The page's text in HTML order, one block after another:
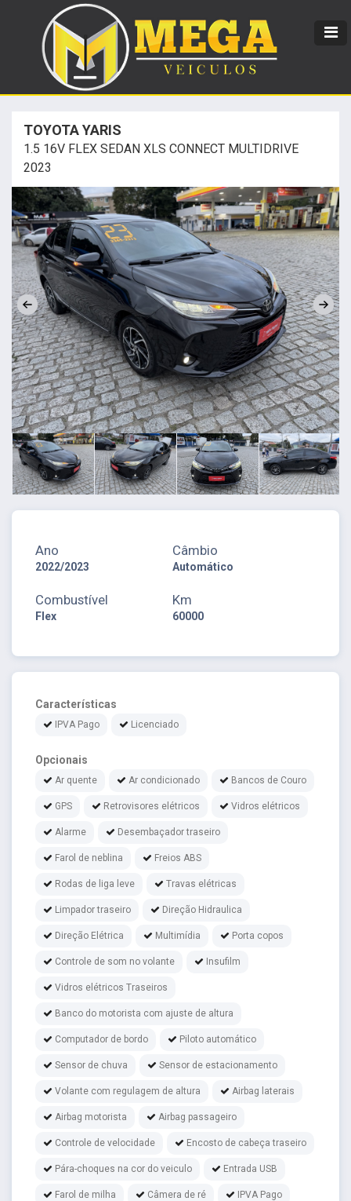
TOYOTA YARIS
1.5 16V FLEX SEDAN XLS CONNECT MULTIDRIVE
2023
Ano
2022/2023
Câmbio
Automático
Combustível
Flex
Km
60000
Características
IPVA Pago Licenciado
Opcionais
Ar quente Ar condicionado Bancos de Couro
GPS Retrovisores elétricos Vidros elétricos
Alarme Desembaçador traseiro
Farol de neblina Freios ABS
Rodas de liga leve Travas elétricas
Limpador traseiro Direção Hidraulica
Direção Elétrica Multimídia Porta copos
Controle de som no volante Insufilm
Vidros elétricos Traseiros
Banco do motorista com ajuste de altura
Computador de bordo Piloto automático
Sensor de chuva Sensor de estacionamento
Volante com regulagem de altura Airbag laterais
Airbag motorista Airbag passageiro
Controle de velocidade Encosto de cabeça traseiro
Pára-choques na cor do veiculo Entrada USB
Farol de milha Câmera de ré IPVA Pago